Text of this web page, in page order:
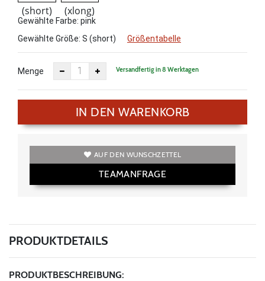
(short)
(xlong)
Gewählte Farbe: pink
Gewählte Größe: S (short) Größentabelle
Menge Versandfertig in 8 Werktagen
IN DEN WARENKORB
AUF DEN WUNSCHZETTEL
TEAMANFRAGE
PRODUKTDETAILS
PRODUKTBESCHREIBUNG: